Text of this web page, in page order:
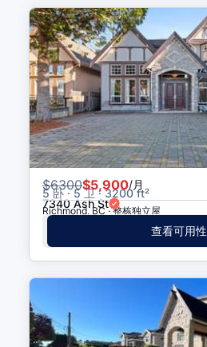
$6300$5,900/月
5 卧 · 5 卫 · 3200 ft²
7340 Ash St
Richmond, BC · 整栋独立屋
查看可用性